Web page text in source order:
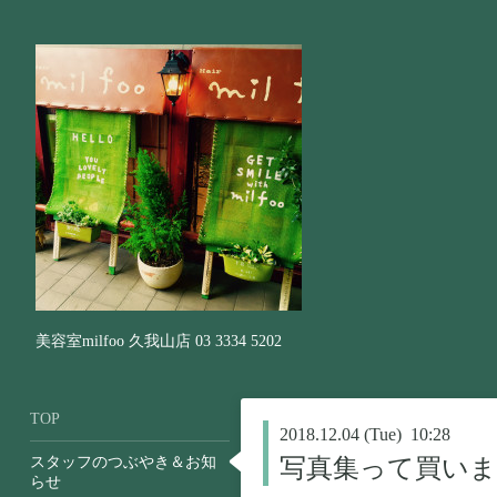
美容室milfoo 久我山店 03 3334 5202
2018.12.04 (Tue) 10:28
写真集って買い
TOP
スタッフのつぶやき＆お知
らせ